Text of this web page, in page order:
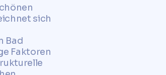
sich
Bad
Faktoren